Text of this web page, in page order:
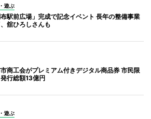
遊ぶ
布駅前広場」完成で記念イベント 長年の整備事業
舘ひろしさんも
商工会がプレミアム付きデジタル商品券 市民限
行総額13億円
遊ぶ